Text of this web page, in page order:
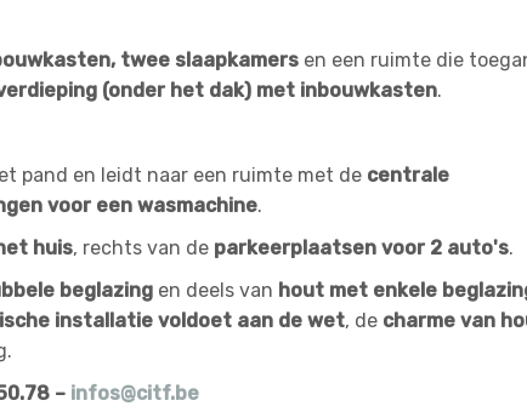
twee slaapkamers en een ruimte die
(onder het dak) met inbouwkasten.
pand en leidt naar een ruimte met de centrale
voor een wasmachine.
huis, rechts van de parkeerplaatsen voor 2 auto's.
beglazing en deels van hout met enkele
installatie voldoet aan de wet, de charme van
– infos@citf.be